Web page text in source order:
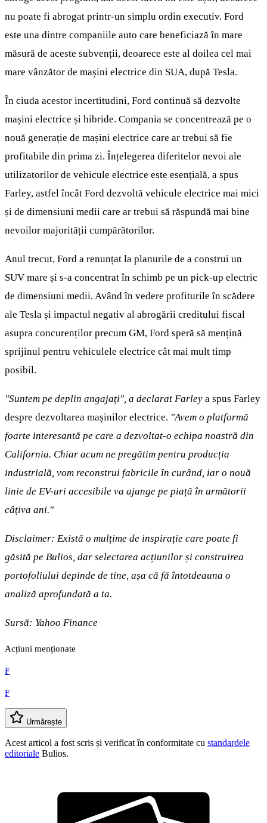
nu poate fi abrogat printr-un simplu ordin executiv. Ford
este una dintre companiile auto care beneficiază în mare
măsură de aceste subvenții, deoarece este al doilea cel mai
mare vânzător de mașini electrice din SUA, după Tesla.
În ciuda acestor incertitudini, Ford continuă să dezvolte
mașini electrice și hibride. Compania se concentrează pe o
nouă generație de mașini electrice care ar trebui să fie
profitabile din prima zi. Înțelegerea diferitelor nevoi ale
utilizatorilor de vehicule electrice este esențială, a spus
Farley, astfel încât Ford dezvoltă vehicule electrice mai mici
și de dimensiuni medii care ar trebui să răspundă mai bine
nevoilor majorității cumpărătorilor.
Anul trecut, Ford a renunțat la planurile de a construi un
SUV mare și s-a concentrat în schimb pe un pick-up electric
de dimensiuni medii. Având în vedere profiturile în scădere
ale Tesla și impactul negativ al abrogării creditului fiscal
asupra concurenților precum GM, Ford speră să mențină
sprijinul pentru vehiculele electrice cât mai mult timp
posibil.
"Suntem pe deplin angajați", a declarat Farley a spus Farley
despre dezvoltarea mașinilor electrice. "Avem o platformă
foarte interesantă pe care a dezvoltat-o echipa noastră din
California. Chiar acum ne pregătim pentru producția
industrială, vom reconstrui fabricile în curând, iar o nouă
linie de EV-uri accesibile va ajunge pe piață în următorii
câțiva ani."
Disclaimer: Există o mulțime de inspirație care poate fi
găsită pe Bulios, dar selectarea acțiunilor și construirea
portofoliului depinde de tine, așa că fă întotdeauna o
analiză aprofundată a ta.
Sursă: Yahoo Finance
Acțiuni menționate
F
F
Urmărește
Acest articol a fost scris și verificat în conformitate cu standardele
editoriale Bulios.